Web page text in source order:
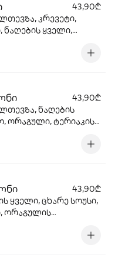
43,90₾
კრევეტი,
ნაღების ყველი,
43,90₾
ნაღების
ორაგული, ტერიაკის
43,90₾
ყველი, ცხარე სოუსი,
ორაგულის